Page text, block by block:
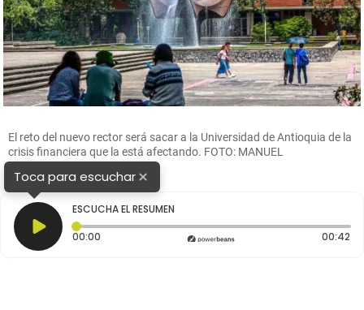
El reto del nuevo rector será sacar a la Universidad de Antioquia de la
crisis financiera que la está afectando. FOTO: MANUEL
SALDARRIAGA
Toca para escuchar×
ESCUCHA EL RESUMEN
00:00 Tiempo transcurrido: 0 segundos 00:42